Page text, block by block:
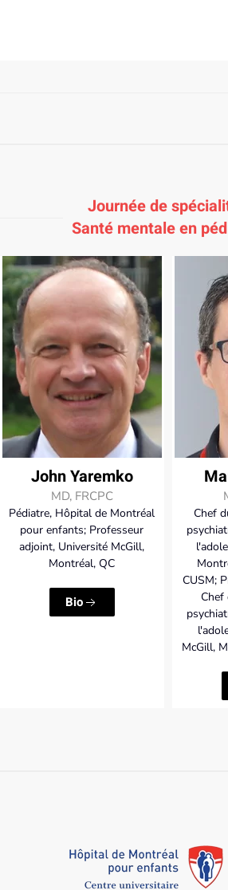
Journée de
Santé mentale en
John Yaremko
MD, FRCPC
Pédiatre, Hôpital de Montréal
pour enfants; Professeur
adjoint, Université McGill,
Montréal, QC
Bio
Chef
CUSM;
Chef
McGill,